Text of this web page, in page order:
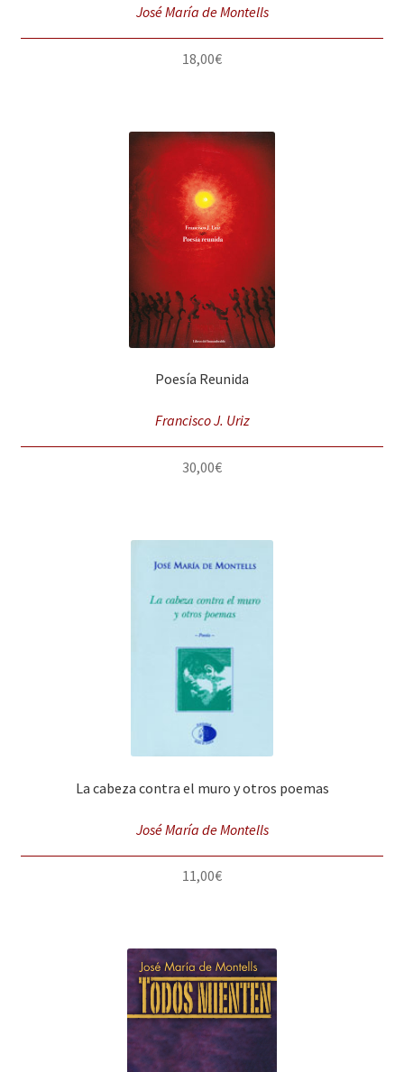
José María de Montells
18,00€
Poesía Reunida
Francisco J. Uriz
30,00€
La cabeza contra el muro y otros poemas
José María de Montells
11,00€